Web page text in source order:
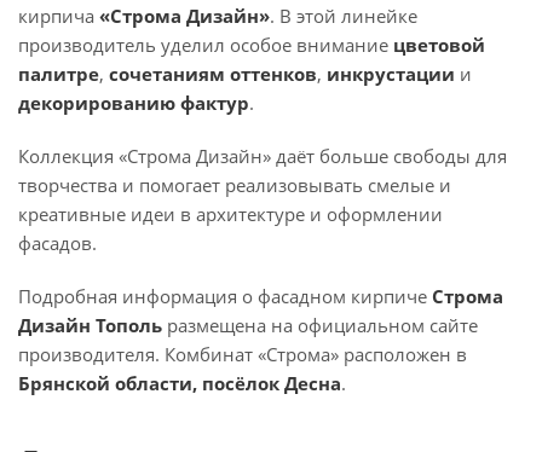
кирпича «Строма Дизайн». В этой линейке
производитель уделил особое внимание цветовой
палитре, сочетаниям оттенков, инкрустации и
декорированию фактур.
Коллекция «Строма Дизайн» даёт больше свободы для
творчества и помогает реализовывать смелые и
креативные идеи в архитектуре и оформлении
фасадов.
Подробная информация о фасадном кирпиче Строма
Дизайн Тополь размещена на официальном сайте
производителя. Комбинат «Строма» расположен в
Брянской области, посёлок Десна.